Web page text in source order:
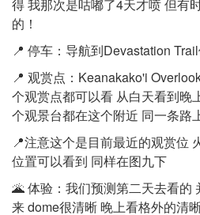
得 我那次是咕嘟了4天才喷 但有
的！
📍 停车：导航到Devastation
📍 观赏点：Keanakako'i
个观赏点都可以看 从白天看到晚
个观景台都在这个附近 同一条路
📍注意这个是目前最近的观赏位
位置可以看到 同样在图九下
🌋 体验：我们预测第二天去看的
来 dome很清晰 晚上看格外的清